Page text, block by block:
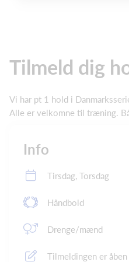
Tilmeld dig
Vi har pt 1 hold i
Alle er velkomne til træning.
Info
Tirsdag, Torsdag
Håndbold
Drenge/mænd
Tilmeldingen er åben